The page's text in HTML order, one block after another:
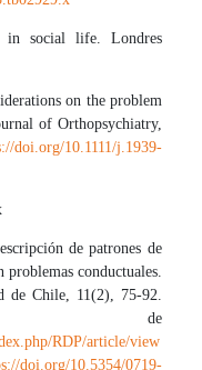
social life. Londres
on the problem
of Orthopsychiatry,
doi.org/10.1111/j.1939-
de patrones de
problemas conductuales.
de Chile, 11(2), 75-92.
de
RDP/article/view
doi.org/10.5354/0719-